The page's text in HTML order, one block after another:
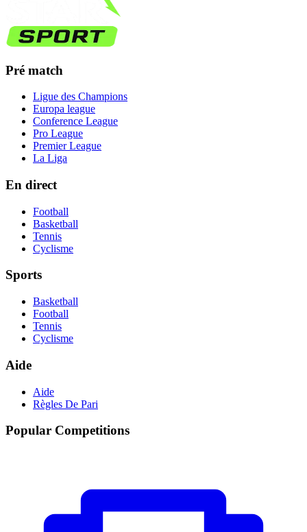
Pré match
Ligue des Champions
Europa league
Conference League
Pro League
Premier League
La Liga
En direct
Football
Basketball
Tennis
Cyclisme
Sports
Basketball
Football
Tennis
Cyclisme
Aide
Aide
Règles De Pari
Popular Competitions